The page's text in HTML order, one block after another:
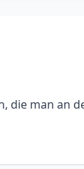
die man an